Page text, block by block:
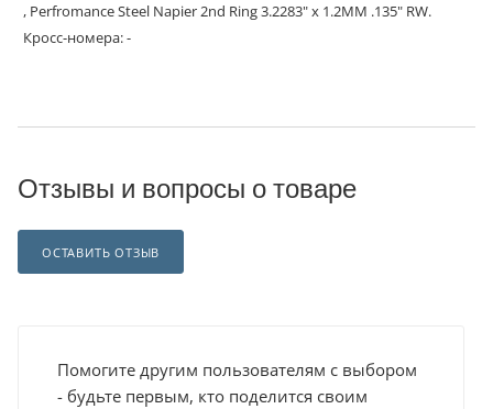
, Perfromance Steel Napier 2nd Ring 3.2283" x 1.2MM .135" RW.
Кросс-номера: -
Отзывы и вопросы о товаре
ОСТАВИТЬ ОТЗЫВ
Помогите другим пользователям с выбором
- будьте первым, кто поделится своим